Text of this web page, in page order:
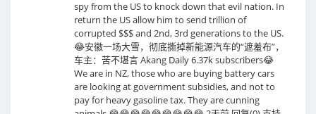
spy from the US to knock down that evil nation. In
return the US allow him to send trillion of
corrupted $$$ and 2nd, 3rd generations to the US.
😂安徽一场大雪，彻底撕掉新能源汽车的“遮羞布”，
车主：苦不堪言 Akang Daily 6.37k subscribers😂
We are in NZ, those who are buying battery cars
are looking at government subsidies, and not to
pay for heavy gasoline tax. They are cunning